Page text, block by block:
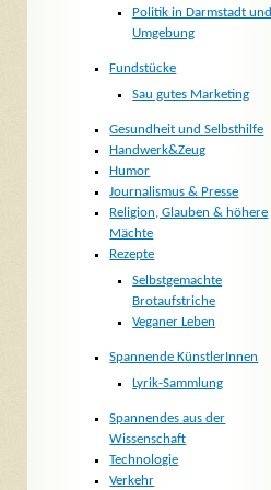
Politik in Darmstadt und
Umgebung
Fundstücke
Sau gutes Marketing
Gesundheit und Selbsthilfe
Handwerk&Zeug
Humor
Journalismus & Presse
Religion, Glauben & höhere
Mächte
Rezepte
Selbstgemachte
Brotaufstriche
Veganer Leben
Spannende KünstlerInnen
Lyrik-Sammlung
Spannendes aus der
Wissenschaft
Technologie
Verkehr